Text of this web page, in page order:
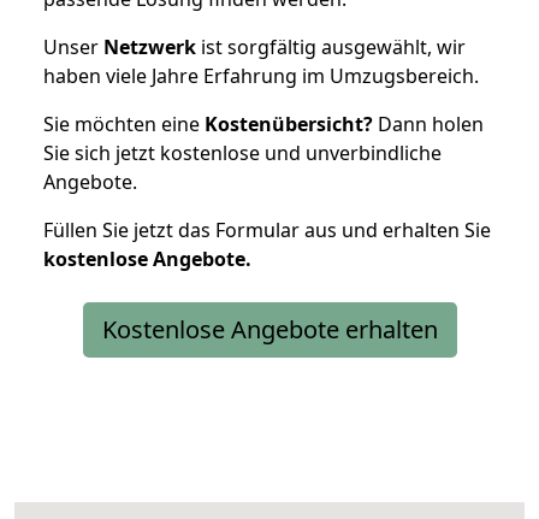
Unser Netzwerk ist sorgfältig ausgewählt, wir
haben viele Jahre Erfahrung im Umzugsbereich.
Sie möchten eine Kostenübersicht? Dann holen
Sie sich jetzt kostenlose und unverbindliche
Angebote.
Füllen Sie jetzt das Formular aus und erhalten Sie
kostenloseAngebote.
Kostenlose Angebote erhalten